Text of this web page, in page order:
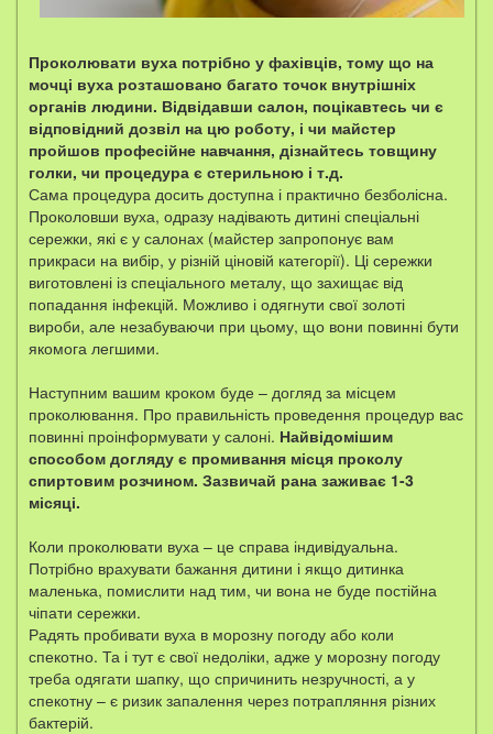
Проколювати вуха потрібно у фахівців, тому що на
мочці вуха розташовано багато точок внутрішніх
органів людини. Відвідавши салон, поцікавтесь чи є
відповідний дозвіл на цю роботу, і чи майстер
пройшов професійне навчання, дізнайтесь товщину
голки, чи процедура є стерильною і т.д.
Сама процедура досить доступна і практично безболісна.
Проколовши вуха, одразу надівають дитині спеціальні
сережки, які є у салонах (майстер запропонує вам
прикраси на вибір, у різній ціновій категорії). Ці сережки
виготовлені із спеціального металу, що захищає від
попадання інфекцій. Можливо і одягнути свої золоті
вироби, але незабуваючи при цьому, що вони повинні бути
якомога легшими.
Наступним вашим кроком буде – догляд за місцем
проколювання. Про правильність проведення процедур вас
повинні проінформувати у салоні. Найвідомішим
способом догляду є промивання місця проколу
спиртовим розчином. Зазвичай рана заживає 1-3
місяці.
Коли проколювати вуха – це справа індивідуальна.
Потрібно врахувати бажання дитини і якщо дитинка
маленька, помислити над тим, чи вона не буде постійна
чіпати сережки.
Радять пробивати вуха в морозну погоду або коли
спекотно. Та і тут є свої недоліки, адже у морозну погоду
треба одягати шапку, що спричинить незручності, а у
спекотну – є ризик запалення через потрапляння різних
бактерій.